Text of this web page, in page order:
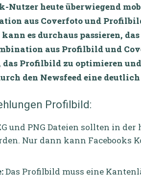
Nutzer heute überwiegend
aus Coverfoto und
kann es durchaus passieren,
aus Profilbild und
das Profilbild zu optimieren
den Newsfeed eine
Profilbild:
und PNG Dateien sollten in
Nur dann kann Facebooks
Das Profilbild muss eine